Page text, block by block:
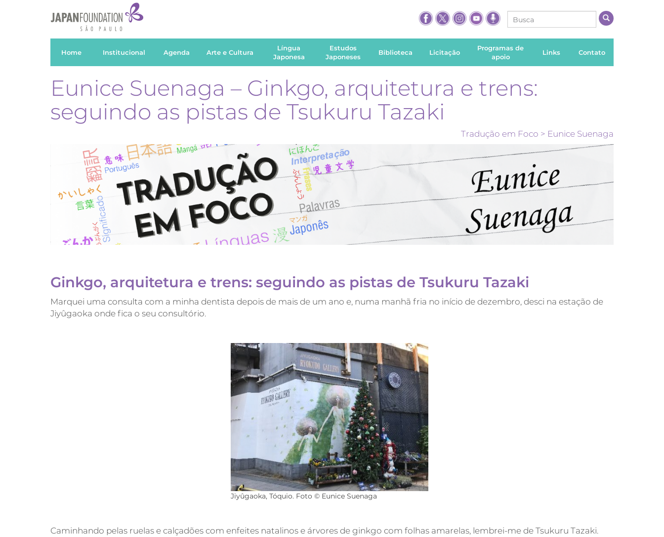
Home Institucional Agenda Arte e Cultura
Língua
Japonesa
Estudos
Japoneses
Biblioteca Licitação
Programas de
apoio
Links Contato
Eunice Suenaga – Ginkgo, arquitetura e trens:
seguindo as pistas de Tsukuru Tazaki
Tradução em Foco > Eunice Suenaga
Ginkgo, arquitetura e trens: seguindo as pistas de Tsukuru Tazaki
Marquei uma consulta com a minha dentista depois de mais de um ano e, numa manhã fria no início de dezembro, desci na estação de
Jiyûgaoka onde fica o seu consultório.
Jiyûgaoka, Tóquio. Foto © Eunice Suenaga
Caminhando pelas ruelas e calçadões com enfeites natalinos e árvores de ginkgo com folhas amarelas, lembrei-me de Tsukuru Tazaki.